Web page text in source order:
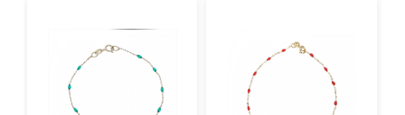
Diamante